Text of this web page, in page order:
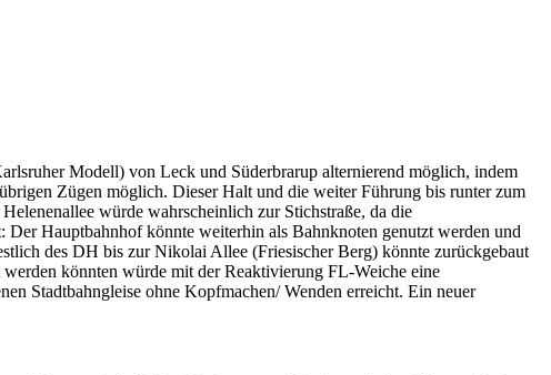
Modell) von Leck und Süderbrarup alternierend möglich, indem
Zügen möglich. Dieser Halt und die weiter Führung bis runter zum
würde wahrscheinlich zur Stichstraße, da die
Hauptbahnhof könnte weiterhin als Bahnknoten genutzt werden und
des DH bis zur Nikolai Allee (Friesischer Berg) könnte zurückgebaut
könnten würde mit der Reaktivierung FL-Weiche eine
Stadtbahngleise ohne Kopfmachen/ Wenden erreicht. Ein neuer